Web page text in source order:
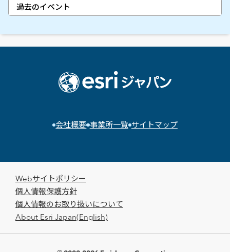
過去のイベント
会社概要 事業所一覧 サイトマップ
Webサイトポリシー
個人情報保護方針
個人情報のお取り扱いについて
About Esri Japan(English)